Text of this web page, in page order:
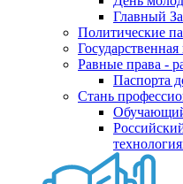
Главный
Политические
Равные права -
Паспорта
Стань